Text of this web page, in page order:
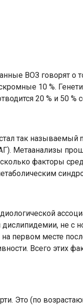
ВОЗ говорят о
10 %.
20 % и 50 %
так называемый
Метаанализы
факторы
дислипидемии, не с
первом месте
Всего этих
Это (по